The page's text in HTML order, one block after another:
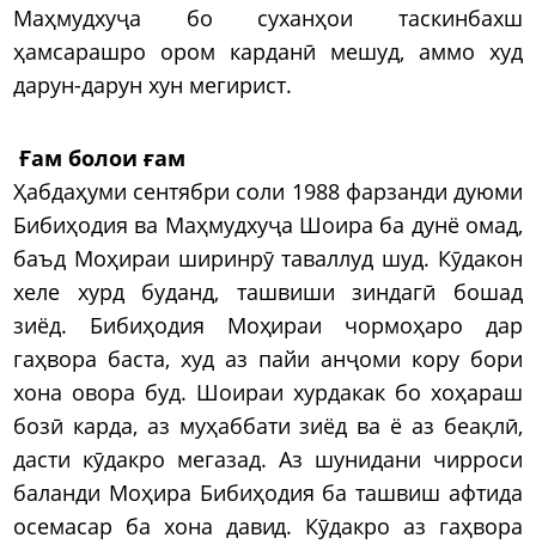
Маҳмудхуҷа бо суханҳои таскинбахш
ҳамсарашро ором карданӣ мешуд, аммо худ
дарун-дарун хун мегирист.
Ғам болои ғам
Ҳабдаҳуми сентябри соли 1988 фарзанди дуюми
Бибиҳодия ва Маҳмудхуҷа Шоира ба дунё омад,
баъд Моҳираи ширинрӯ таваллуд шуд. Кӯдакон
хеле хурд буданд, ташвиши зиндагӣ бошад
зиёд. Бибиҳодия Моҳираи чормоҳаро дар
гаҳвора баста, худ аз пайи анҷоми кору бори
хона овора буд. Шоираи хурдакак бо хоҳараш
бозӣ карда, аз муҳаббати зиёд ва ё аз беақлӣ,
дасти кӯдакро мегазад. Аз шунидани чирроси
баланди Моҳира Бибиҳодия ба ташвиш афтида
осемасар ба хона давид. Кӯдакро аз гаҳвора